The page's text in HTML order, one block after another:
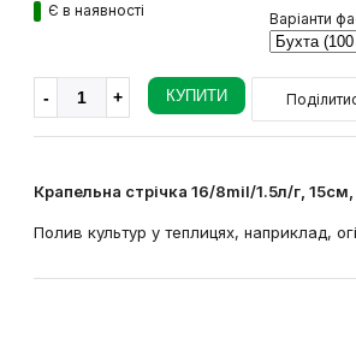
Є в наявності Варіанти
КУПИТИ
Крапельна стрічка 16/8mil/1.5л/г,
Полив культур у теплицях, наприклад,